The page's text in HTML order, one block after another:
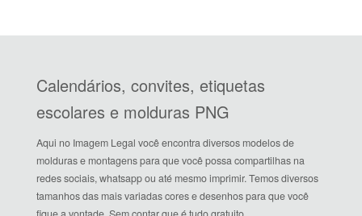
Calendários, convites, etiquetas
escolares e molduras PNG
Aqui no Imagem Legal você encontra diversos modelos de
molduras e montagens para que você possa compartilhas na
redes sociais, whatsapp ou até mesmo imprimir. Temos diversos
tamanhos das mais variadas cores e desenhos para que você